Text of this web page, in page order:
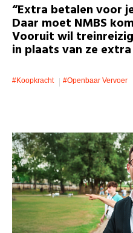
“Extra betalen voor
Daar moet NMBS
Vooruit wil
in plaats van ze
#koopkracht #openbaar Vervoer